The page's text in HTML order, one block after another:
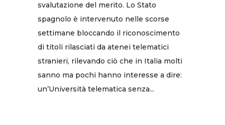
svalutazione del merito. Lo Stato
spagnolo è intervenuto nelle scorse
settimane bloccando il riconoscimento
di titoli rilasciati da atenei telematici
stranieri, rilevando ciò che in Italia molti
sanno ma pochi hanno interesse a dire:
un’Università telematica senza...